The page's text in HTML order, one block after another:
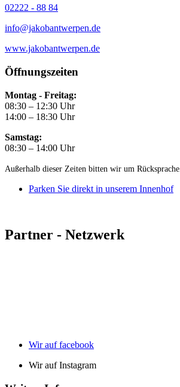
02222 - 88 84
info@jakobantwerpen.de
www.jakobantwerpen.de
Öffnungszeiten
Montag - Freitag:
08:30 – 12:30 Uhr
14:00 – 18:30 Uhr
Samstag:
08:30 – 14:00 Uhr
Außerhalb dieser Zeiten bitten wir um Rücksprache.
Parken Sie direkt in unserem Innenhof
Partner - Netzwerk
Wir auf facebook
Wir auf Instagram